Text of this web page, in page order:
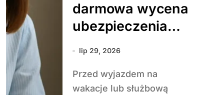
darmowa wycena
ubezpieczenia
turystycznego
lip 29, 2026
Przed wyjazdem na
wakacje lub służbową